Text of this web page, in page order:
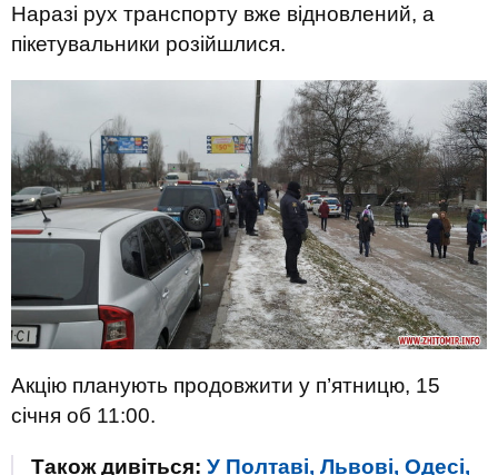
Наразі рух транспорту вже відновлений, а
пікетувальники розійшлися.
Акцію планують продовжити у п’ятницю, 15
січня об 11:00.
Також дивіться: У Полтаві, Львові, Одесі,